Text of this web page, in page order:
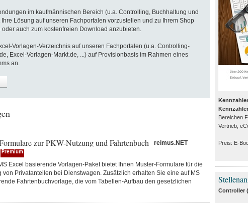
im kaufmännischen Bereich (u.a. Controlling, Buchhaltung und
Lösung auf unseren Fachportalen vorzustellen und zu Ihrem Shop
auch zum kostenfreien Download anzubieten.
Vorlagen-Verzeichnis auf unseren Fachportalen (u.a. Controlling-
Excel-Vorlagen-Markt.de, ...) auf Provisionbasis im Rahmen eines
an.
zur PKW-Nutzung und Fahrtenbuch
reimus.NET
Premium
Excel basierende Vorlagen-Paket bietet Ihnen Muster-Formulare für die
von Privatanteilen bei Dienstwagen. Zusätzlich erhalten Sie eine auf MS
Fahrtenbuchvorlage, die vom Tabellen-Aufbau den gesetzlichen
Bereichen
Vertrieb,
Preis: E-
Controller